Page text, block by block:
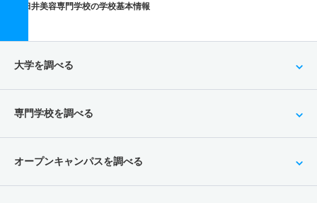
臼井美容専門学校の学校基本情報
大学を調べる
専門学校を調べる
オープンキャンパスを調べる